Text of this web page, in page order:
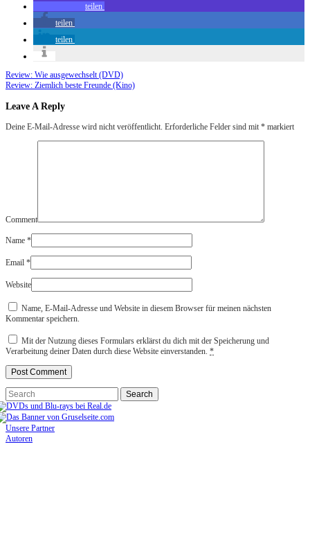
teilen
teilen
teilen
Review: Wie ausgewechselt (DVD)
Review: Ziemlich beste Freunde (Kino)
Leave A Reply
Deine E-Mail-Adresse wird nicht veröffentlicht. Erforderliche Felder sind mit * markiert
Comment
Name *
Email *
Website
Name, E-Mail-Adresse und Website in diesem Browser für meinen nächsten
Kommentar speichern.
Mit der Nutzung dieses Formulars erklärst du dich mit der Speicherung und
Verarbeitung deiner Daten durch diese Website einverstanden. *
Unsere Partner
Autoren